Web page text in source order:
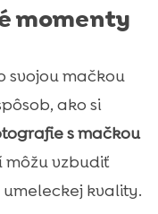
momenty
svojou mačkou
ako si
s mačkou
vzbudiť
kvality.